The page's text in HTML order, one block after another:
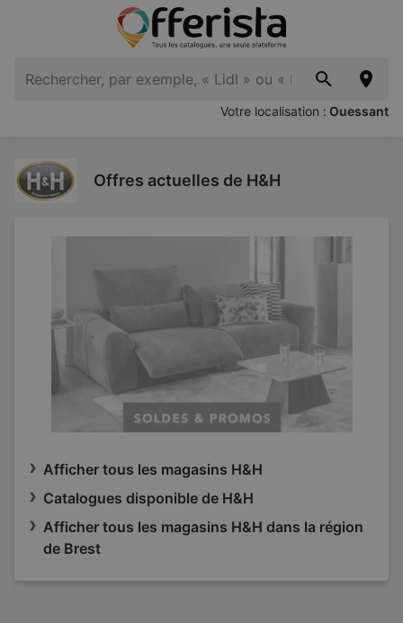
Votre localisation : Ouessant
Offres actuelles de H&H
Afficher tous les magasins H&H
Catalogues disponible de H&H
Afficher tous les magasins H&H dans la région
de Brest